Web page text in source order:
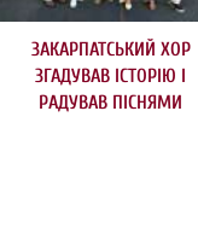
ЗАКАРПАТСЬКИЙ ХОР
ЗГАДУВАВ ІСТОРІЮ І
РАДУВАВ ПІСНЯМИ